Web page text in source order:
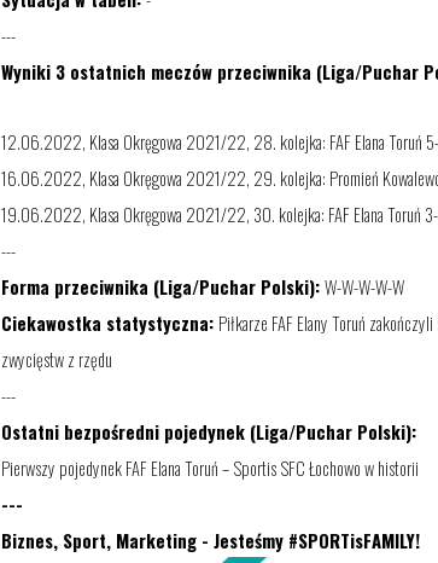
---
Wyniki 3 ostatnich meczów przeciwnika (Liga/Puchar
12.06.2022, Klasa Okręgowa 2021/22, 28. kolejka: FAF Elana Toruń
16.06.2022, Klasa Okręgowa 2021/22, 29. kolejka: Promień
19.06.2022, Klasa Okręgowa 2021/22, 30. kolejka: FAF Elana Toruń
---
Forma przeciwnika (Liga/Puchar Polski):W-W-W-W-W
Ciekawostka statystyczna: Piłkarze FAF Elany Toruń
zwycięstw z rzędu
---
Ostatni bezpośredni pojedynek (Liga/Puchar Polski):
Pierwszy pojedynek FAF Elana Toruń – Sportis SFC Łochowo w historii
---
Biznes, Sport, Marketing - Jesteśmy #SPORTisFAMILY!